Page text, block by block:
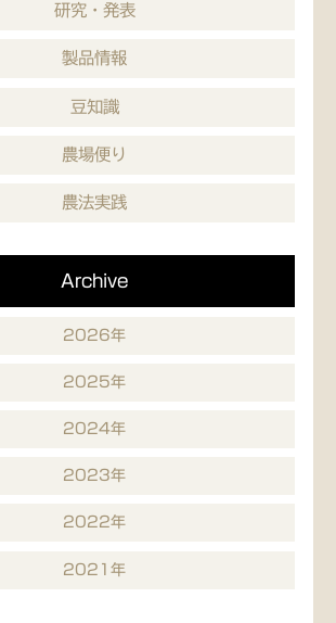
研究・発表
製品情報
豆知識
農場便り
農法実践
Archive
2026年
2025年
2024年
2023年
2022年
2021年